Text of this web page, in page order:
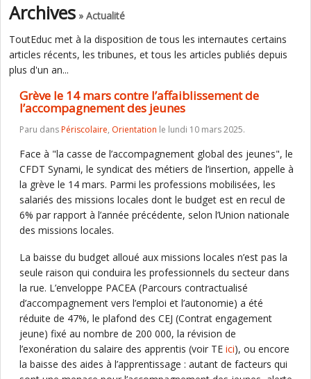
Archives » Actualité
ToutEduc met à la disposition de tous les internautes certains
articles récents, les tribunes, et tous les articles publiés depuis
plus d'un an...
Grève le 14 mars contre l’affaiblissement de
l’accompagnement des jeunes
Paru dansPériscolaire, Orientation le lundi 10 mars 2025.
Face à "la casse de l’accompagnement global des jeunes", le
CFDT Synami, le syndicat des métiers de l’insertion, appelle à
la grève le 14 mars. Parmi les professions mobilisées, les
salariés des missions locales dont le budget est en recul de
6% par rapport à l’année précédente, selon l’Union nationale
des missions locales.
La baisse du budget alloué aux missions locales n’est pas la
seule raison qui conduira les professionnels du secteur dans
la rue. L’enveloppe PACEA (Parcours contractualisé
d’accompagnement vers l’emploi et l’autonomie) a été
réduite de 47%, le plafond des CEJ (Contrat engagement
jeune) fixé au nombre de 200 000, la révision de
l’exonération du salaire des apprentis (voir TE ici), ou encore
la baisse des aides à l’apprentissage : autant de facteurs qui